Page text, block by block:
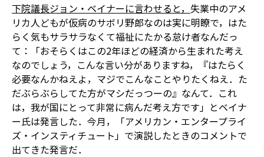
下院議長ジョン・ベイナーに言わせると， 失業中のアメ
リカ人どもが仮病のサボリ野郎なのは実に明瞭で，はた
らく気もサラサラなくて福祉にたかる怠け者なんだっ
て：「おそらくはこの2年ほどの経済から生まれた考え
なのでしょう，こんな言い分がありますね，『はたらく
必要なんかねえよ，マジでこんなことやりたくねえ．た
だぶらぶらしてた方がマシだっつーの』なんて．これ
は，我が国にとって非常に病んだ考え方です」とベイナ
ー氏は発言した．今月，「アメリカン・エンタープライ
ズ・インスティチュート」で演説したときのコメントで
出てきた発言だ．